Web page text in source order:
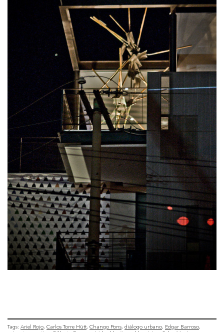
Tags: Ariel Rojo Carlos Torre Hütt Chango Pons diálogo urbano Edgar Barroso